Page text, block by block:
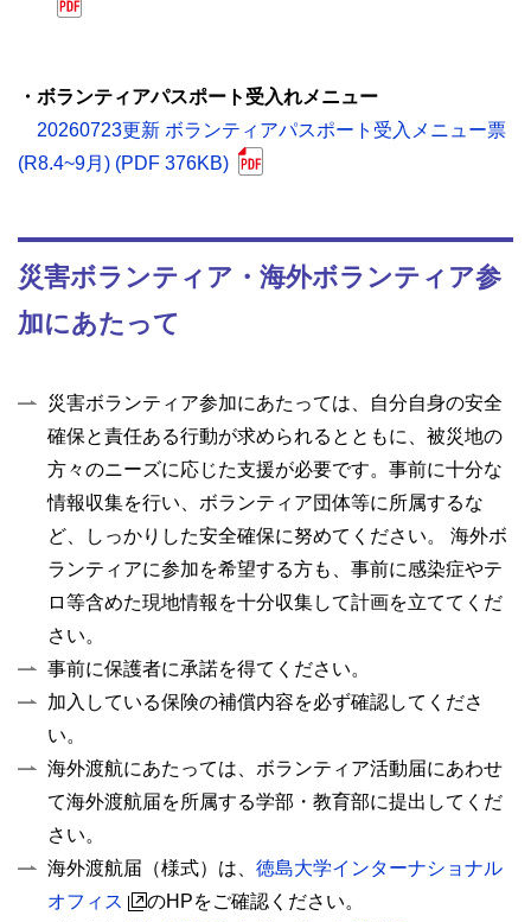
・ボランティアパスポート受入れメニュー
20260723更新 ボランティアパスポート受入メニュー票
(R8.4~9月) (PDF 376KB)
災害ボランティア・海外ボランティア参
加にあたって
災害ボランティア参加にあたっては、自分自身の安全
確保と責任ある行動が求められるとともに、被災地の
方々のニーズに応じた支援が必要です。事前に十分な
情報収集を行い、ボランティア団体等に所属するな
ど、しっかりした安全確保に努めてください。 海外ボ
ランティアに参加を希望する方も、事前に感染症やテ
ロ等含めた現地情報を十分収集して計画を立ててくだ
さい。
事前に保護者に承諾を得てください。
加入している保険の補償内容を必ず確認してくださ
い。
海外渡航にあたっては、ボランティア活動届にあわせ
て海外渡航届を所属する学部・教育部に提出してくだ
さい。
海外渡航届（様式）は、 徳島大学インターナショナル
オフィス
のHPをご確認ください。